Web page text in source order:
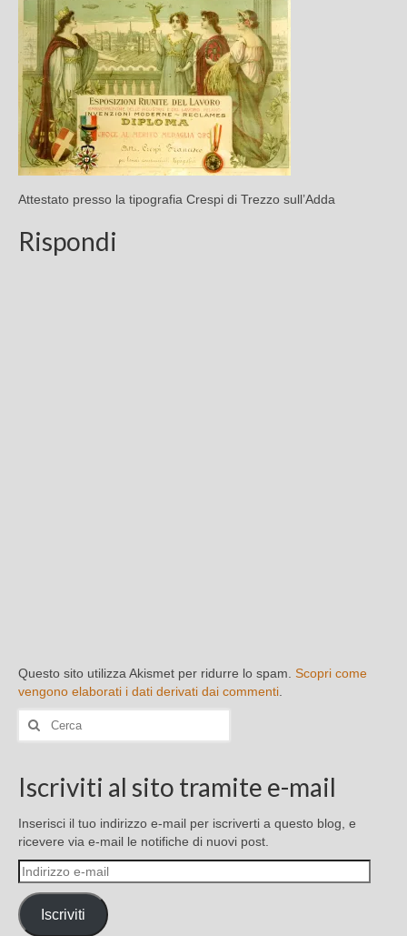
Chi sono
FAQ
Contatti
Attestato presso la tipografia Crespi di Trezzo sull’Adda
Rispondi
Questo sito utilizza Akismet per ridurre lo spam. Scopri come
vengono elaborati i dati derivati dai commenti
Cerca:
Iscriviti al sito tramite e-mail
Inserisci il tuo indirizzo e-mail per iscriverti a questo blog, e
ricevere via e-mail le notifiche di nuovi post.
Indirizzo
e-
mail
Iscriviti